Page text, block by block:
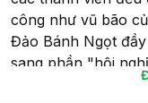
công như vũ bão
Đảo Bánh Ngọt
sang phần "hội